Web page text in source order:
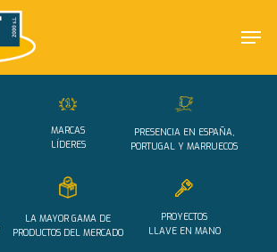
MARCAS
LÍDERES
PRESENCIA EN ESPAÑA,
PORTUGAL Y MARRUECOS
LA MAYOR GAMA DE
PRODUCTOS DEL MERCADO
PROYECTOS
LLAVE EN MANO
Menu